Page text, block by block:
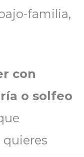
familia,
con
o solfeo
quieres